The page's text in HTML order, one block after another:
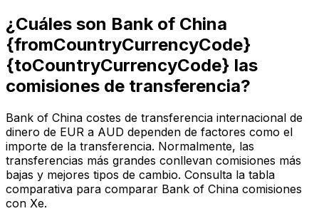
¿Cuáles son Bank of China
{fromCountryCurrencyCode}
{toCountryCurrencyCode} las
comisiones de transferencia?
Bank of China costes de transferencia internacional de
dinero de EUR a AUD dependen de factores como el
importe de la transferencia. Normalmente, las
transferencias más grandes conllevan comisiones más
bajas y mejores tipos de cambio. Consulta la tabla
comparativa para comparar Bank of China comisiones
con Xe.